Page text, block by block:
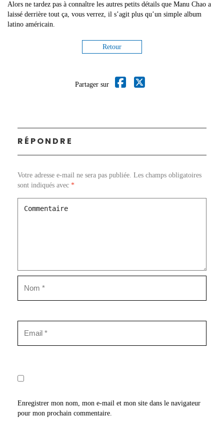
Alors ne tardez pas à connaître les autres petits détails que Manu Chao a
laissé derrière tout ça, vous verrez, il s’agit plus qu’un simple album
latino américain.
Retour
Partager sur
RÉPONDRE
Votre adresse e-mail ne sera pas publiée. Les champs obligatoires
sont indiqués avec *
Enregistrer mon nom, mon e-mail et mon site dans le navigateur
pour mon prochain commentaire.